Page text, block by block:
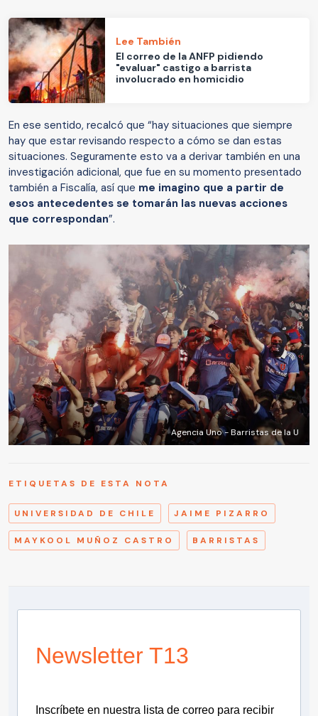
Lee También
El correo de la ANFP pidiendo
"evaluar" castigo a barrista
involucrado en homicidio
En ese sentido, recalcó que “hay situaciones que siempre
hay que estar revisando respecto a cómo se dan estas
situaciones. Seguramente esto va a derivar también en una
investigación adicional, que fue en su momento presentado
también a Fiscalía, así que me imagino que a partir de
esos antecedentes se tomarán las nuevas acciones
que correspondan”.
Agencia Uno - Barristas de la U
ETIQUETAS DE ESTA NOTA
UNIVERSIDAD DE CHILE JAIME PIZARRO
MAYKOOL MUÑOZ CASTRO BARRISTAS
Newsletter T13
Inscríbete en nuestra lista de correo para recibir